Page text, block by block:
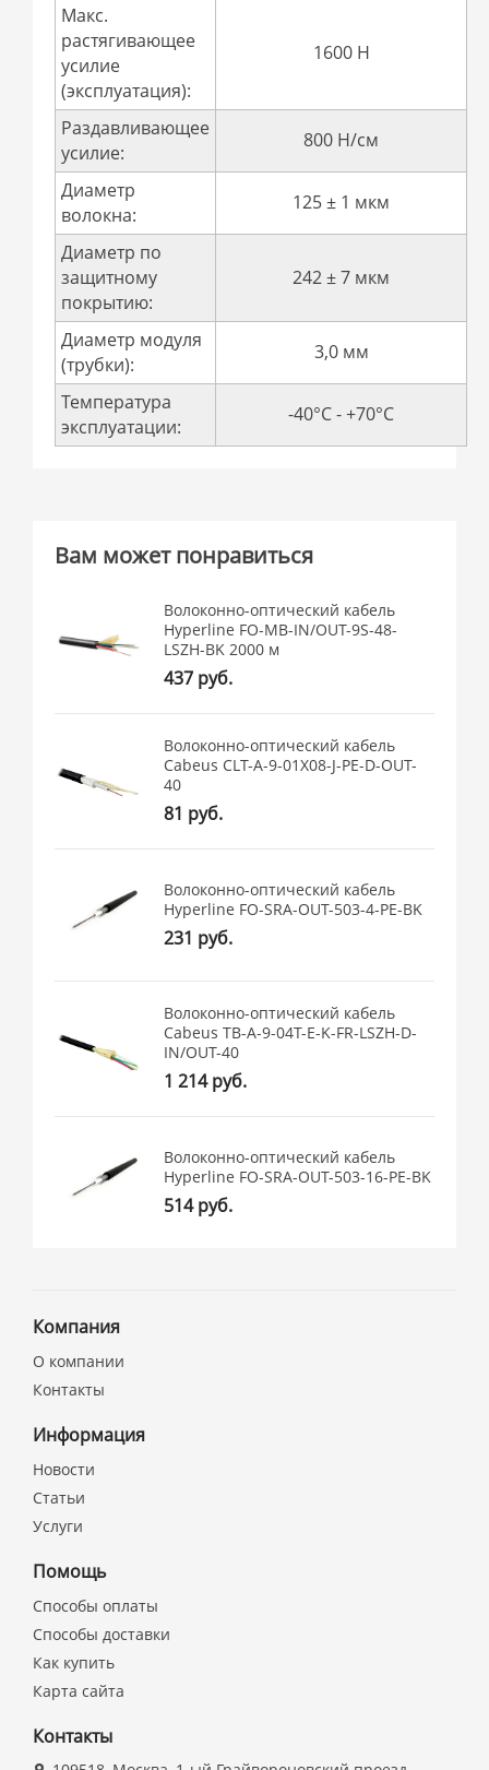
Макс.
растягивающее
усилие
(эксплуатация):
1600 Н
Раздавливающее
усилие:
800 Н/см
Диаметр
волокна:
125 ± 1 мкм
Диаметр по
защитному
покрытию:
242 ± 7 мкм
Диаметр модуля
(трубки):
3,0 мм
Температура
эксплуатации:
-40°C - +70°C
Вам может понравиться
Волоконно-оптический кабель
Hyperline FO-MB-IN/OUT-9S-48-
LSZH-BK 2000 м
437 руб.
Волоконно-оптический кабель
Cabeus CLT-A-9-01X08-J-PE-D-OUT-
40
81 руб.
Волоконно-оптический кабель
Hyperline FO-SRA-OUT-503-4-PE-BK
231 руб.
Волоконно-оптический кабель
Cabeus TB-A-9-04T-E-K-FR-LSZH-D-
IN/OUT-40
1 214 руб.
Волоконно-оптический кабель
Hyperline FO-SRA-OUT-503-16-PE-BK
514 руб.
Компания
О компании
Контакты
Информация
Новости
Статьи
Услуги
Помощь
Способы оплаты
Способы доставки
Как купить
Карта сайта
Контакты